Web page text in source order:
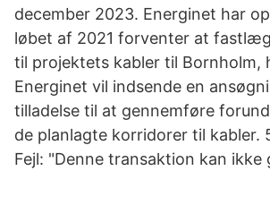
december 2023. Energinet har
løbet af 2021 forventer at
til projektets kabler til Bornholm,
Energinet vil indsende en
tilladelse til at gennemføre
de planlagte korridorer til kabler.
Fejl: "Denne transaktion kan ikke